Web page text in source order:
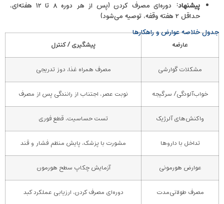
پیشنهاد:
دوره‌ای مصرف کردن (پس از هر دوره ۸ تا ۱۲ هفته‌ای،
حداقل ۲ هفته وقفه، توصیه می‌شود)
جدول خلاصه عوارض و راهکارها
عارضه پیشگیری / کنترل
مشکلات گوارشی مصرف همراه غذا، دوز تدریجی
خواب‌آلودگی/ سرگیجه نوبت عصر، اجتناب از رانندگی پس از مصرف
واکنش‌های آلرژیک تست حساسیت، قطع فوری
تداخل با داروها مشورت با پزشک، پایش منظم فشار و قند
عوارض هورمونی آزمایش چکاپ سطح هورمون
مصرف طولانی‌مدت دوره‌ای مصرف کردن، ارزیابی عملکرد کبد